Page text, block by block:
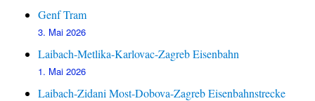
Genf Tram
3. Mai 2026
Laibach-Metlika-Karlovac-Zagreb Eisenbahn
1. Mai 2026
Laibach-Zidani Most-Dobova-Zagreb Eisenbahnstrecke